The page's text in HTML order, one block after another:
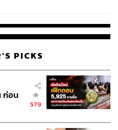
PICKS
ก่อน
579